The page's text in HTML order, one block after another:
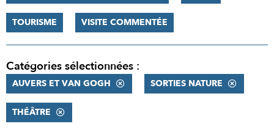
TOURISME VISITE COMMENTÉE
Catégories sélectionnées :
AUVERS ET VAN GOGH SORTIES NATURE
THÉÂTRE